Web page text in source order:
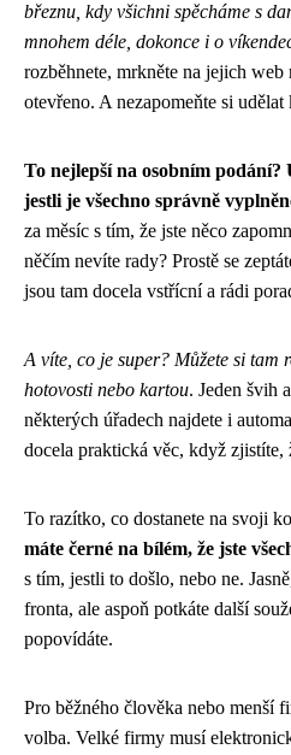
březnu, kdy všichni spěcháme s
mnohem déle, dokonce i o
rozběhnete, mrkněte na jejich
otevřeno. A nezapomeňte si
To nejlepší na osobním
jestli je všechno správně
za měsíc s tím, že jste něco
něčím nevíte rady? Prostě se
jsou tam docela vstřícní a rádi
A víte, co je super? Můžete si tam
hotovosti nebo kartou. Jeden švih
některých úřadech najdete i
docela praktická věc, když zjistíte,
To razítko, co dostanete na svoji
máte černé na bílém, že jste
s tím, jestli to došlo, nebo ne.
fronta, ale aspoň potkáte další
popovídáte.
Pro běžného člověka nebo menší
volba. Velké firmy musí